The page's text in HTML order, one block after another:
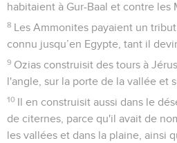
habitaient à Gur-Baal et contre les
8 Les Ammonites payaient un
connu jusqu’en Egypte, tant il
9 Ozias construisit des tours à
l'angle, sur la porte de la vallée et
10 Il en construisit aussi dans le
de citernes, parce qu'il avait de
les vallées et dans la plaine, ainsi